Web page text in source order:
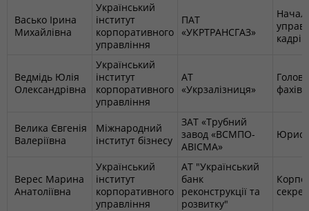
Васько Ірина
Михайлівна
Український
інститут
корпоративного
управління
ПАТ
«УКРТРАНСГАЗ»
кадрів
Ведмідь Юлія
Олександрівна
Український
інститут
корпоративного
управління
АТ
«Укрзалізниця»
Велика Євгенія
Валеріївна
Міжнародний
інститут бізнесу
ЗАТ «Трубний
завод «ВСМПО-
АВІСМА»
Верес Марина
Анатоліївна
Український
інститут
корпоративного
управління
АТ "Український
банк
реконструкції та
розвитку"